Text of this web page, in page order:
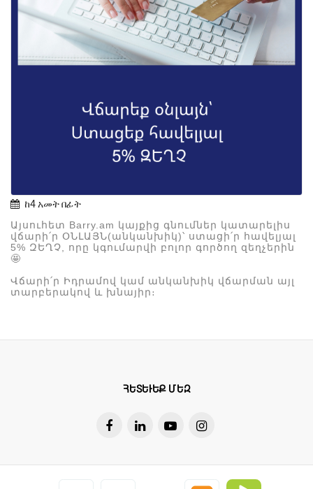
ከ4 አመት በፊት
Այսուհետ Barry.am կայքից գնումներ կատարելիս
վճարի՛ր ՕՆԼԱՅՆ(անկանխիկ)՝ ստացի՛ր հավելյալ
5% ԶԵՂՉ, որը կգումարվի բոլոր գործող զեղչերին
🤩
Վճարի՛ր Իդրամով կամ անկանխիկ վճարման այլ
տարբերակով և խնայիր։
ՀԵՏԵՒԵՔ ՄԵԶ